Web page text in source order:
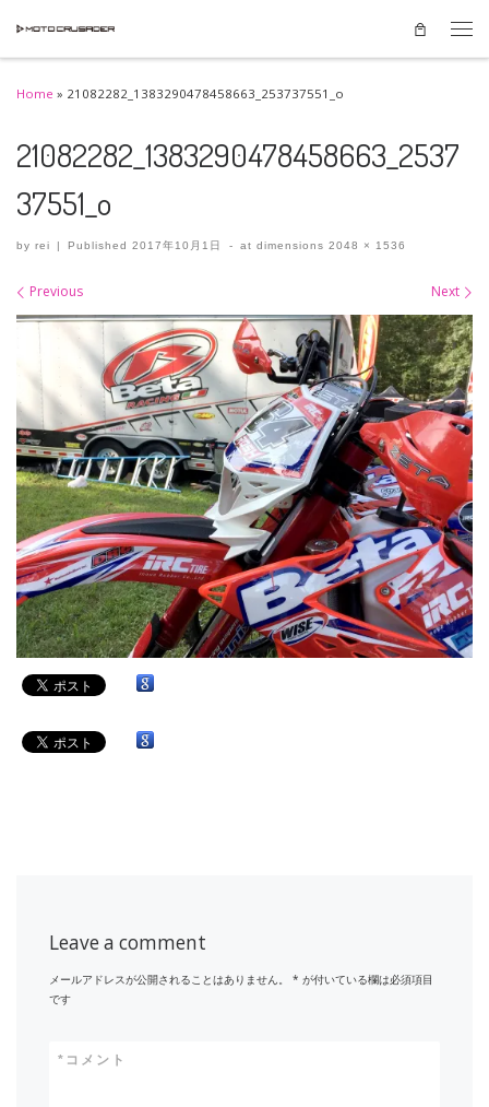
Skip to content
Home » 21082282_1383290478458663_253737551_o
21082282_1383290478458663_2537
37551_o
by rei | Published2017年10月1日 - at dimensions 2048 × 1536
Images navigation
Previous Next
Leave a comment
メールアドレスが公開されることはありません。 * が付いている欄は必須項目
です
コメント
*